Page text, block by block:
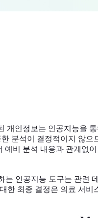
개인정보는 인공지능을
분석이 결정적이지 않
예비 분석 내용과 관계없
는 인공지능 도구는 관련
한 최종 결정은 의료 서